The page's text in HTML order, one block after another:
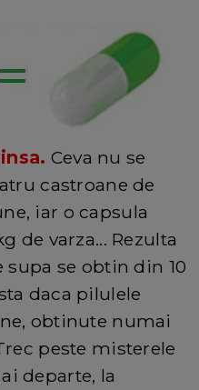
Ceva nu se
castroane de
iar o capsula
de varza... Rezulta
se obtin din 10
daca pilulele
obtinute numai
peste misterele
departe, la